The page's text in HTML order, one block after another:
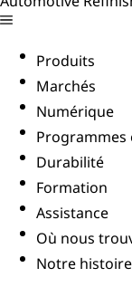
Produits
Marchés
Numérique
Programmes
Durabilité
Formation
Assistance
Où nous
Notre histoire